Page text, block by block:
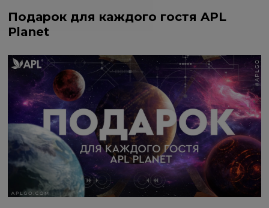
Подарок для каждого гостя APL
Planet